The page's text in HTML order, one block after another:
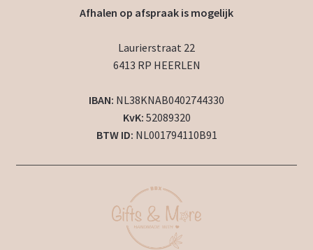
Afhalen op afspraak is mogelijk
Laurierstraat 22
6413 RP HEERLEN
IBAN: NL38KNAB0402744330
KvK: 52089320
BTW ID: NL001794110B91